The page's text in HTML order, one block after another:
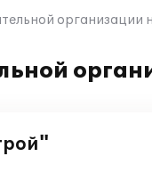
организации